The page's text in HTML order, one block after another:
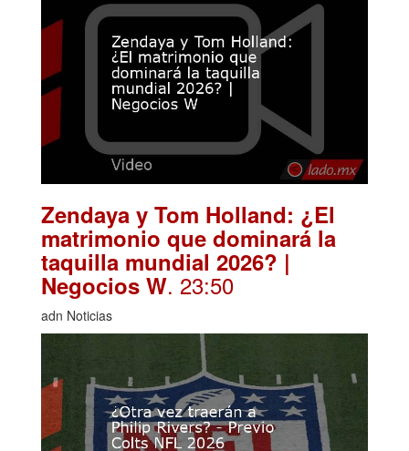
Zendaya y Tom Holland: ¿El
matrimonio que dominará la
taquilla mundial 2026? |
Negocios W. 23:50
adn Noticias